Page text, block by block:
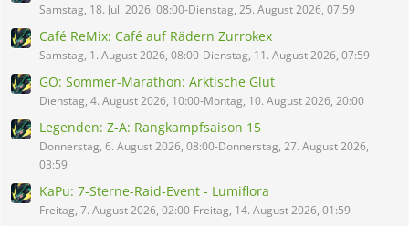
Samstag, 18. Juli 2026, 08:00-Dienstag, 25. August 2026, 07:59
Café ReMix: Café auf Rädern Zurrokex
Samstag, 1. August 2026, 08:00-Dienstag, 11. August 2026, 07:59
GO: Sommer-Marathon: Arktische Glut
Dienstag, 4. August 2026, 10:00-Montag, 10. August 2026, 20:00
Legenden: Z-A: Rangkampfsaison 15
Donnerstag, 6. August 2026, 08:00-Donnerstag, 27. August 2026,
03:59
KaPu: 7-Sterne-Raid-Event - Lumiflora
Freitag, 7. August 2026, 02:00-Freitag, 14. August 2026, 01:59